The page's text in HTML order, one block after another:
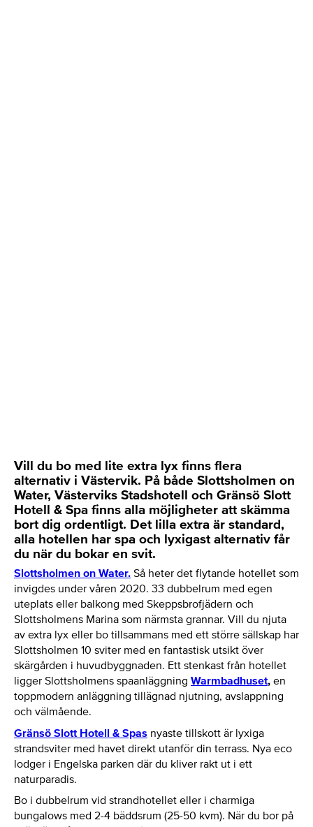
Vill du bo med lite extra lyx finns flera
alternativ i Västervik. På både Slottsholmen on
Water, Västerviks Stadshotell och Gränsö Slott
Hotell & Spa finns alla möjligheter att skämma
bort dig ordentligt. Det lilla extra är standard,
alla hotellen har spa och lyxigast alternativ får
du när du bokar en svit.
Slottsholmen on Water. Så heter det flytande hotellet som
invigdes under våren 2020. 33 dubbelrum med egen
uteplats eller balkong med Skeppsbrofjädern och
Slottsholmens Marina som närmsta grannar. Vill du njuta
av extra lyx eller bo tillsammans med ett större sällskap har
Slottsholmen 10 sviter med en fantastisk utsikt över
skärgården i huvudbyggnaden. Ett stenkast från hotellet
ligger Slottsholmens spaanläggning Warmbadhuset, en
toppmodern anläggning tillägnad njutning, avslappning
och välmående.
Gränsö Slott Hotell & Spas nyaste tillskott är lyxiga
strandsviter med havet direkt utanför din terrass. Nya eco
lodger i Engelska parken där du kliver rakt ut i ett
naturparadis.
Bo i dubbelrum vid strandhotellet eller i charmiga
bungalows med 2-4 bäddsrum (25-50 kvm). När du bor på